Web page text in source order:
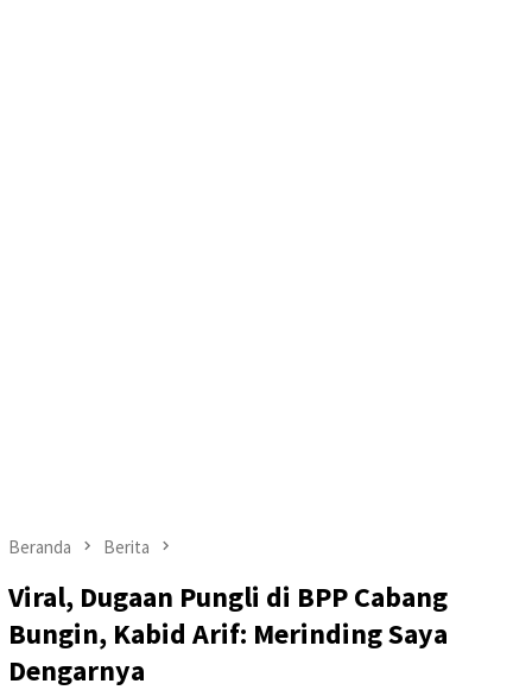
Beranda Berita
Viral, Dugaan Pungli di BPP Cabang
Bungin, Kabid Arif: Merinding Saya
Dengarnya